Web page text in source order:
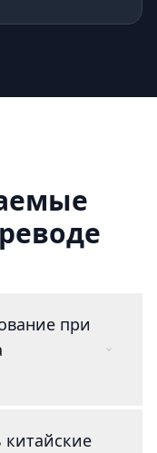
при